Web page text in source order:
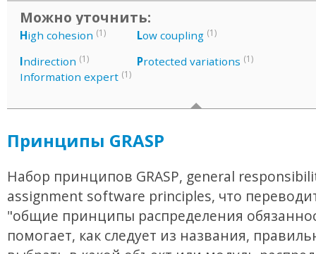
Можно уточнить:
High cohesion (1)
Indirection (1)
Information expert (1)
Low coupling (1)
Protected variations (1)
Принципы GRASP
Набор принципов GRASP, general
assignment software principles, что
"общие принципы распределения
помогает, как следует из названия,